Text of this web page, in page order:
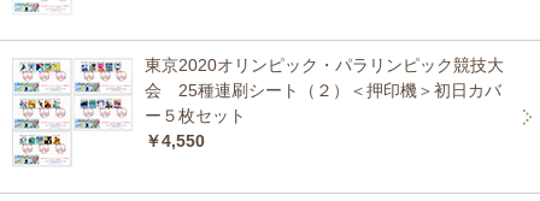
東京2020オリンピック・パラリンピック競技大
会 25種連刷シート（２）＜押印機＞初日カバ
ー５枚セット
￥4,550